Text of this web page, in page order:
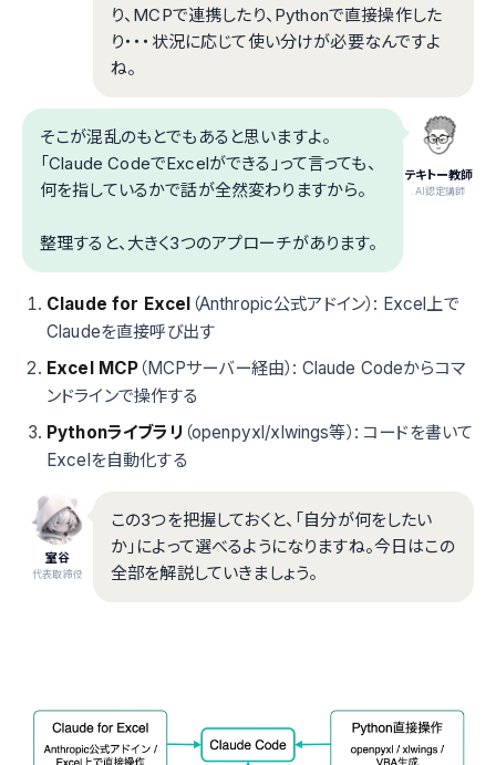
り、MCPで連携したり、Pythonで直接操作した
り・・・状況に応じて使い分けが必要なんですよ
ね。
テキトー教師
.AI認定講師
そこが混乱のもとでもあると思いますよ。
「Claude CodeでExcelができる」って言っても、
何を指しているかで話が全然変わりますから。
整理すると、大きく3つのアプローチがあります。
Claude for Excel （Anthropic公式アドイン）: Excel上で
Claudeを直接呼び出す
Excel MCP （MCPサーバー経由）: Claude Codeからコマ
ンドラインで操作する
Pythonライブラリ （openpyxl/xlwings等）: コードを書いて
Excelを自動化する
室谷
代表取締役
この3つを把握しておくと、「自分が何をしたい
か」によって選べるようになりますね。今日はこの
全部を解説していきましょう。